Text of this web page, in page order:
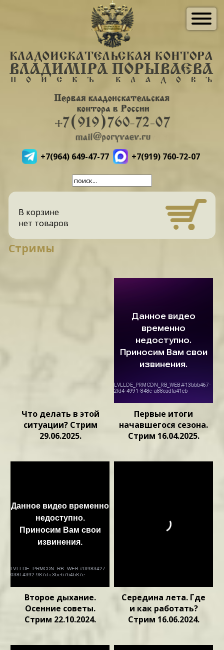
+7(964) 649-47-77 +7(919) 760-72-07
В корзине
нет товаров
Стримы
Что делать в этой
ситуации? Стрим
29.06.2025.
Первые итоги
начавшегося сезона.
Стрим 16.04.2025.
Второе дыхание.
Осенние советы.
Стрим 22.10.2024.
Середина лета. Где
и как работать?
Стрим 16.06.2024.